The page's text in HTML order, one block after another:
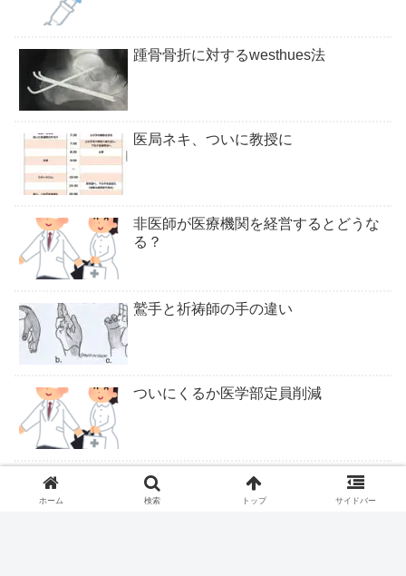
踵骨骨折に対するwesthues法
医局ネキ、ついに教授に
非医師が医療機関を経営するとどうな
る？
鷲手と祈祷師の手の違い
ついにくるか医学部定員削減
ピロリ除菌後の皮疹
ホーム 検索 トップ サイドバー